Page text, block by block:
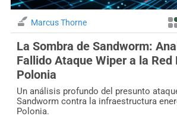
Marcus Thorne
La Sombra de Sandworm:
Fallido Ataque Wiper a la Red
Polonia
Un análisis profundo del presunto
Sandworm contra la infraestructura
Polonia.